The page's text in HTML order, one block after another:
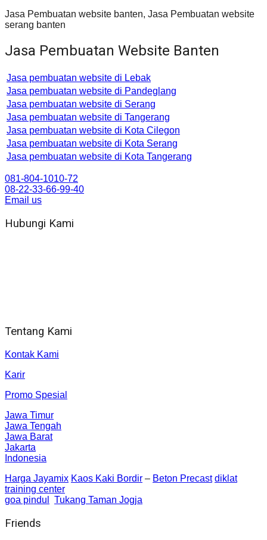
Jasa Pembuatan website banten, Jasa Pembuatan website
serang banten
Jasa Pembuatan Website Banten
Jasa pembuatan website di Lebak
Jasa pembuatan website di Pandeglang
Jasa pembuatan website di Serang
Jasa pembuatan website di Tangerang
Jasa pembuatan website di Kota Cilegon
Jasa pembuatan website di Kota Serang
Jasa pembuatan website di Kota Tangerang
081-804-1010-72
08-22-33-66-99-40
Email us
Hubungi Kami
Tentang Kami
Kontak Kami
Karir
Promo Spesial
Jawa Timur
Jawa Tengah
Jawa Barat
Jakarta
Indonesia
Harga Jayamix Kaos Kaki Bordir – Beton Precast diklat
training center
goa pindul
Tukang Taman Jogja
Friends